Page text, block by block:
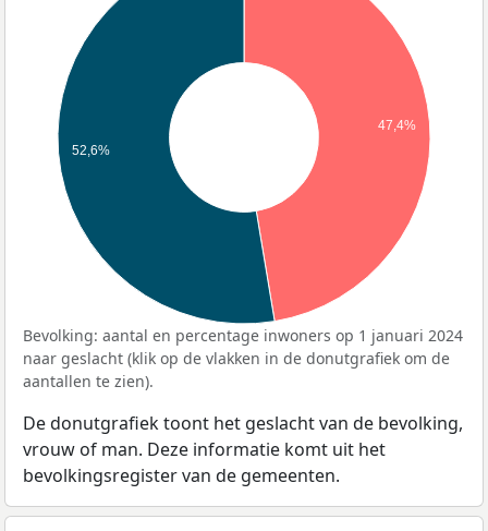
47,4%
52,6%
Bevolking: aantal en percentage inwoners op 1 januari 2024
naar geslacht (klik op de vlakken in de donutgrafiek om de
aantallen te zien).
De donutgrafiek toont het geslacht van de bevolking,
vrouw of man. Deze informatie komt uit het
bevolkingsregister van de gemeenten.